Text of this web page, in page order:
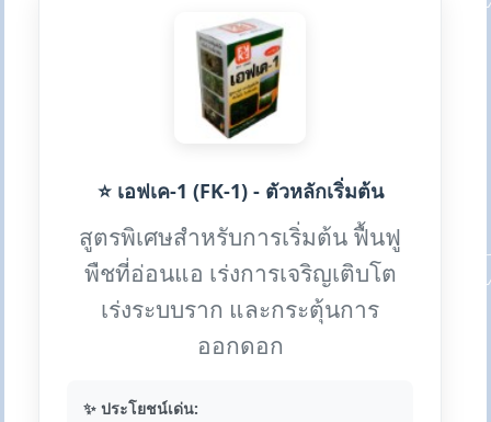
⭐ เอฟเค-1 (FK-1) - ตัวหลักเริ่มต้น
สูตรพิเศษสำหรับการเริ่มต้น ฟื้นฟู
พืชที่อ่อนแอ เร่งการเจริญเติบโต
เร่งระบบราก และกระตุ้นการ
ออกดอก
✨ ประโยชน์เด่น: